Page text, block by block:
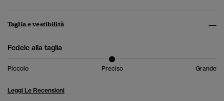
Taglia e vestibilità
Fedele alla taglia
Piccolo Preciso Grande
Leggi Le Recensioni